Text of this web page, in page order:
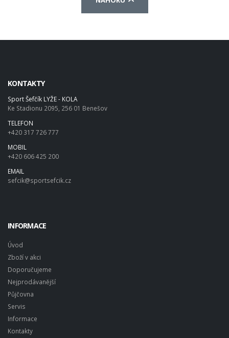
KONTAKTY
Sport Šefčík LYŽE - KOLA
Ke Stadionu 2095, 256 01 Benešov
TELEFON
+420 317 726 777
MOBIL
+420 606 425 200
EMAIL
sefcik@sportsefcik.cz
INFORMACE
Úvod
Zboží v akci
Doporučujeme
Nejprodávanější
Půjčovna
Servis
Informace
Kontakty